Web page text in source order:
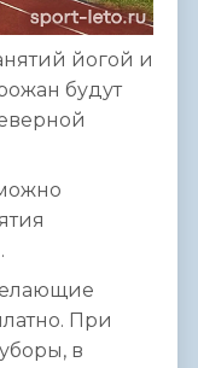
йогой и
будут
При
в